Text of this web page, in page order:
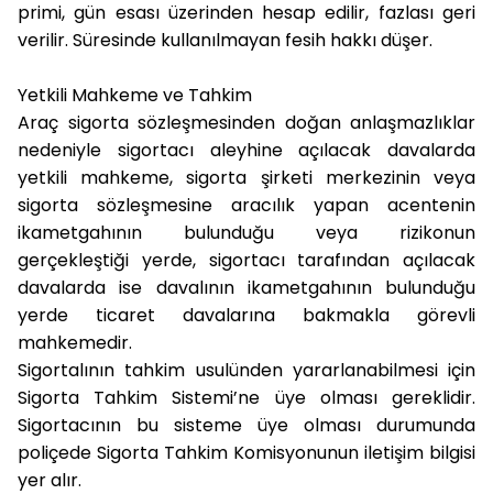
primi, gün esası üzerinden hesap edilir, fazlası geri
verilir. Süresinde kullanılmayan fesih hakkı düşer.
Yetkili Mahkeme ve Tahkim
Araç sigorta sözleşmesinden doğan anlaşmazlıklar
nedeniyle sigortacı aleyhine açılacak davalarda
yetkili mahkeme, sigorta şirketi merkezinin veya
sigorta sözleşmesine aracılık yapan acentenin
ikametgahının bulunduğu veya rizikonun
gerçekleştiği yerde, sigortacı tarafından açılacak
davalarda ise davalının ikametgahının bulunduğu
yerde ticaret davalarına bakmakla görevli
mahkemedir.
Sigortalının tahkim usulünden yararlanabilmesi için
Sigorta Tahkim Sistemi’ne üye olması gereklidir.
Sigortacının bu sisteme üye olması durumunda
poliçede Sigorta Tahkim Komisyonunun iletişim bilgisi
yer alır.